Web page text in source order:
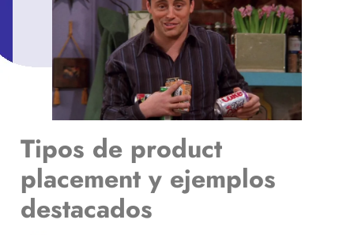
Tipos de product
placement y ejemplos
destacados